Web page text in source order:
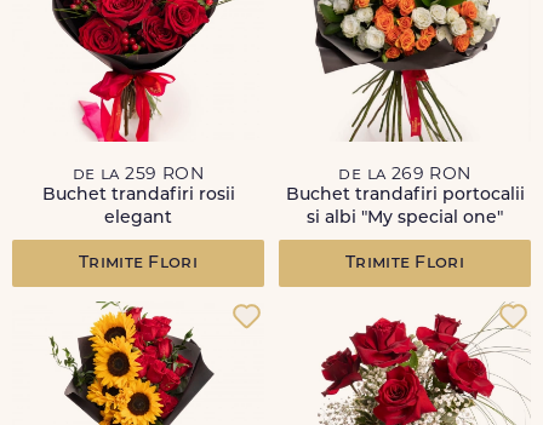
de la 259 RON
Buchet trandafiri rosii
elegant
Trimite Flori
de la 269 RON
Buchet trandafiri portocalii
si albi "My special one"
Trimite Flori